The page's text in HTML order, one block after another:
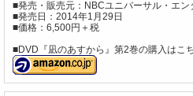
■発売・販売元：NBCユニバーサル・エン
■発売日：2014年1月29日
■価格：6,500円＋税
■DVD『凪のあすから』第2巻の購入はこ